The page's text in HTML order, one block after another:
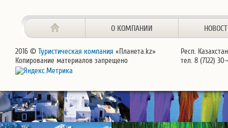
О КОМПАНИИ
2016 © Туристическая компания «Планета.kz»
Копирование материалов запрещено
Респ.
тел. 8 (7122)